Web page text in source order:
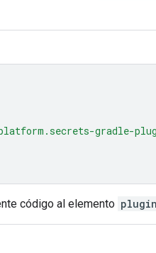
gradle-
código al elemento